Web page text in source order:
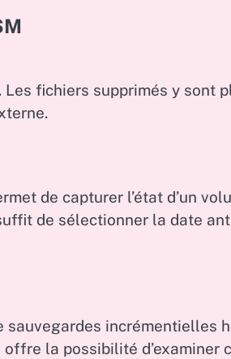
fichiers supprimés y sont
de capturer l’état d’un
de sélectionner la date
sauvegardes incrémentielles
la possibilité d’examiner